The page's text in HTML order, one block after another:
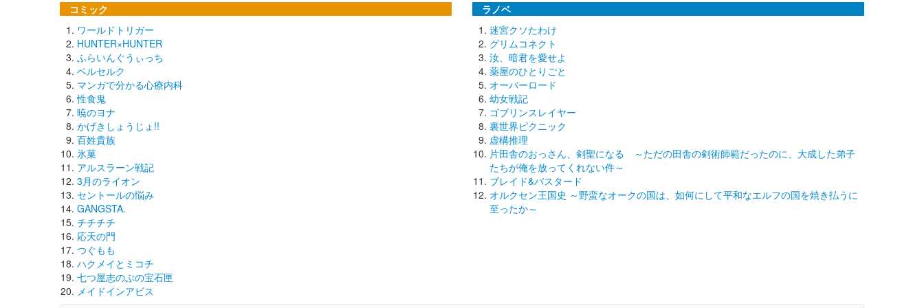
コミック
ワールドトリガー
HUNTER×HUNTER
ふらいんぐうぃっち
ベルセルク
マンガで分かる心療内科
性食鬼
暁のヨナ
かげきしょうじょ!!
百姓貴族
氷菓
アルスラーン戦記
3月のライオン
セントールの悩み
GANGSTA.
チチチチ
応天の門
つぐもも
ハクメイとミコチ
七つ屋志のぶの宝石匣
メイドインアビス
ラノベ
迷宮クソたわけ
グリムコネクト
汝、暗君を愛せよ
薬屋のひとりごと
オーバーロード
幼女戦記
ゴブリンスレイヤー
裏世界ピクニック
虚構推理
片田舎のおっさん、剣聖になる ～ただの田舎の剣術師範だったのに、大成した弟子
たちが俺を放ってくれない件～
ブレイド&バスタード
オルクセン王国史 ～野蛮なオークの国は、如何にして平和なエルフの国を焼き払うに
至ったか～